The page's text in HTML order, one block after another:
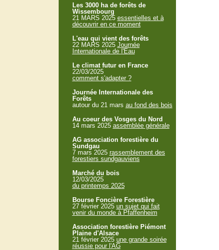
Les 3000 ha de forêts de
Wissembourg
21 MARS 2025 essentielles et à
découvrir en ce moment
L'eau qui vient des forêts
22 MARS 2025 Journée
Internationale de l'Eau
Le climat futur en France
22/03/2025
comment s'adapter ?
Journée Internationale des
Forêts
autour du 21 mars au fond des bois
Au coeur des Vosges du Nord
14 mars 2025 assemblée générale
AG association forestière du
Sundgau
7 mars 2025 rassemblement des
forestiers sundgauviens
Marché du bois
12/03/2025
du printemps 2025
Bourse Foncière Forestière
27 février 2025 un sujet qui fait
venir du monde à Pfaffenheim
Association forestière Piémont
Plaine d'Alsace
21 février 2025 une grande soirée
réussie pour l'AG